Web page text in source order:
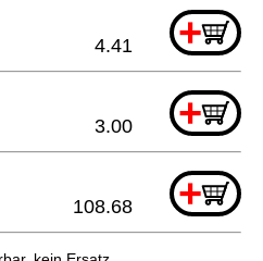
+
4.41
+
3.00
+
108.68